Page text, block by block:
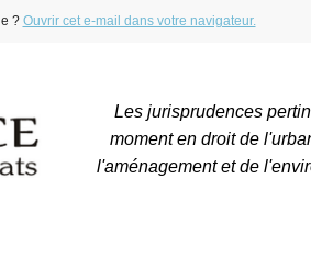
? Ouvrir cet e-mail dans votre navigateur.
Les jurisprudences
moment en droit de
l'aménagement et de